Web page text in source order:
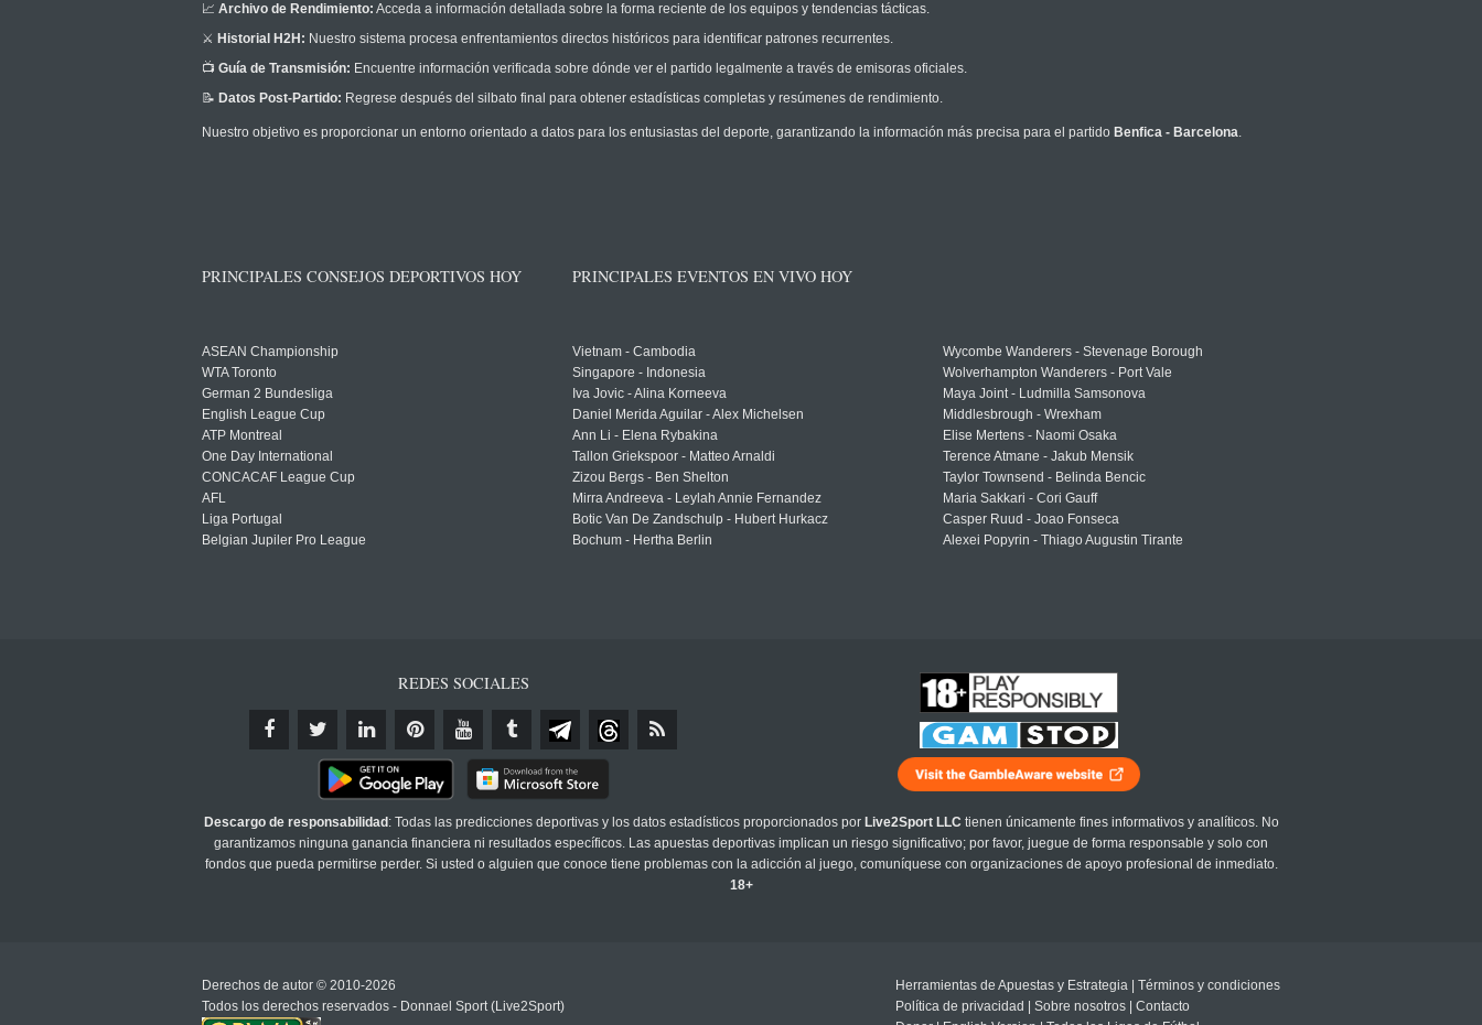
📈 Archivo de Rendimiento: Acceda a información detallada sobre la forma reciente de los equipos y tendencias tácticas.
⚔️ Historial H2H: Nuestro sistema procesa enfrentamientos directos históricos para identificar patrones recurrentes.
📺 Guía de Transmisión: Encuentre información verificada sobre dónde ver el partido legalmente a través de emisoras oficiales.
📝 Datos Post-Partido: Regrese después del silbato final para obtener estadísticas completas y resúmenes de rendimiento.
Nuestro objetivo es proporcionar un entorno orientado a datos para los entusiastas del deporte, garantizando la información más precisa para el partido Benfica - Barcelona.
PRINCIPALES CONSEJOS DEPORTIVOS HOY
ASEAN Championship
WTA Toronto
German 2 Bundesliga
English League Cup
ATP Montreal
One Day International
CONCACAF League Cup
AFL
Liga Portugal
Belgian Jupiler Pro League
PRINCIPALES EVENTOS EN VIVO HOY
Vietnam - Cambodia
Singapore - Indonesia
Iva Jovic - Alina Korneeva
Daniel Merida Aguilar - Alex Michelsen
Ann Li - Elena Rybakina
Tallon Griekspoor - Matteo Arnaldi
Zizou Bergs - Ben Shelton
Mirra Andreeva - Leylah Annie Fernandez
Botic Van De Zandschulp - Hubert Hurkacz
Bochum - Hertha Berlin
Wycombe Wanderers - Stevenage Borough
Wolverhampton Wanderers - Port Vale
Maya Joint - Ludmilla Samsonova
Middlesbrough - Wrexham
Elise Mertens - Naomi Osaka
Terence Atmane - Jakub Mensik
Taylor Townsend - Belinda Bencic
Maria Sakkari - Cori Gauff
Casper Ruud - Joao Fonseca
Alexei Popyrin - Thiago Augustin Tirante
REDES SOCIALES
Descargo de responsabilidad : Todas las predicciones deportivas y los datos estadísticos proporcionados por Live2Sport LLC tienen únicamente fines informativos y analíticos. No
garantizamos ninguna ganancia financiera ni resultados específicos. Las apuestas deportivas implican un riesgo significativo; por favor, juegue de forma responsable y solo con
fondos que pueda permitirse perder. Si usted o alguien que conoce tiene problemas con la adicción al juego, comuníquese con organizaciones de apoyo profesional de inmediato.
18+
Derechos de autor © 2010-2026
Todos los derechos reservados - Donnael Sport (Live2Sport)
Herramientas de Apuestas y Estrategia
Términos y condiciones
Política de privacidad
Sobre nosotros
Contacto